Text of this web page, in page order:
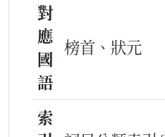
對
應
國
語
榜首、狀元
索